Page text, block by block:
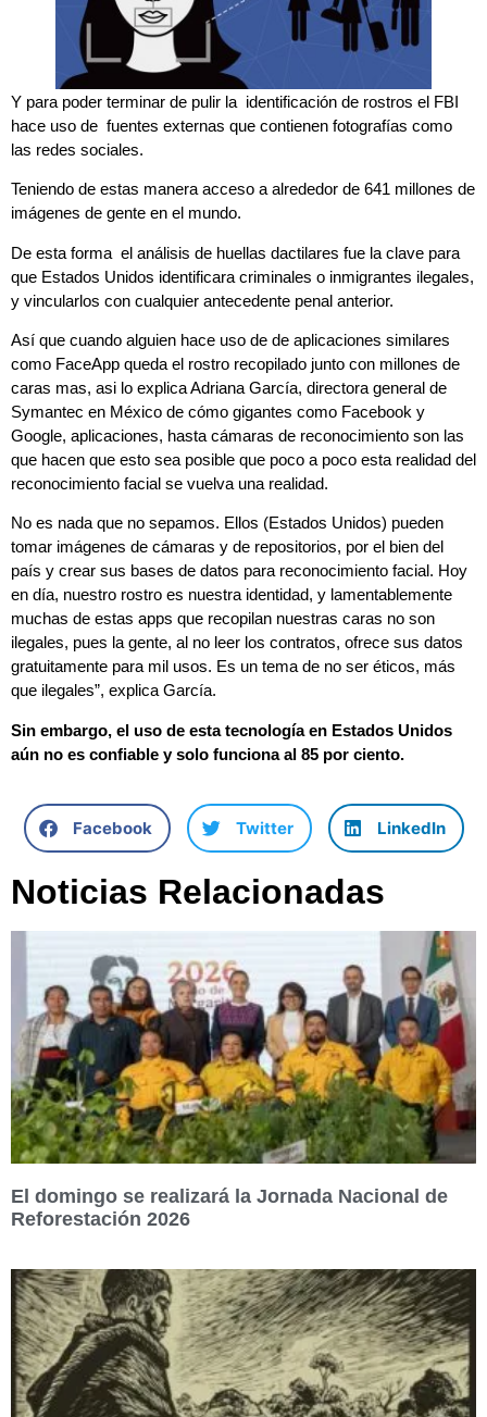
Y para poder terminar de pulir la identificación de rostros el FBI
hace uso de fuentes externas que contienen fotografías como
las redes sociales.
Teniendo de estas manera acceso a alrededor de 641 millones de
imágenes de gente en el mundo.
De esta forma el análisis de huellas dactilares fue la clave para
que Estados Unidos identificara criminales o inmigrantes ilegales,
y vincularlos con cualquier antecedente penal anterior.
Así que cuando alguien hace uso de de aplicaciones similares
como FaceApp queda el rostro recopilado junto con millones de
caras mas, asi lo explica Adriana García, directora general de
Symantec en México de cómo gigantes como Facebook y
Google, aplicaciones, hasta cámaras de reconocimiento son las
que hacen que esto sea posible que poco a poco esta realidad del
reconocimiento facial se vuelva una realidad.
No es nada que no sepamos. Ellos (Estados Unidos) pueden
tomar imágenes de cámaras y de repositorios, por el bien del
país y crear sus bases de datos para reconocimiento facial. Hoy
en día, nuestro rostro es nuestra identidad, y lamentablemente
muchas de estas apps que recopilan nuestras caras no son
ilegales, pues la gente, al no leer los contratos, ofrece sus datos
gratuitamente para mil usos. Es un tema de no ser éticos, más
que ilegales”, explica García.
Sin embargo, el uso de esta tecnología en Estados Unidos
aún no es confiable y solo funciona al 85 por ciento.
Facebook Twitter LinkedIn
Noticias Relacionadas
El domingo se realizará la Jornada Nacional de
Reforestación 2026